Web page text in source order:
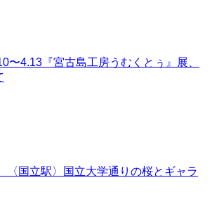
〜4.13『宮古島工房うむくとぅ』展、
〈国立駅〉国立大学通りの桜とギャラ